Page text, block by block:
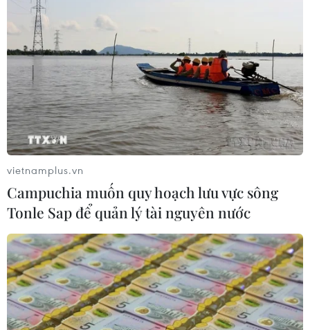
vietnamplus.vn
Campuchia muốn quy hoạch lưu vực sông
Tonle Sap để quản lý tài nguyên nước